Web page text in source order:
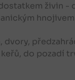
živin -
hnojivem
dvory,
do pozadí